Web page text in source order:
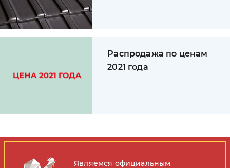
Распродажа по ценам
2021 года
Являемся официальным